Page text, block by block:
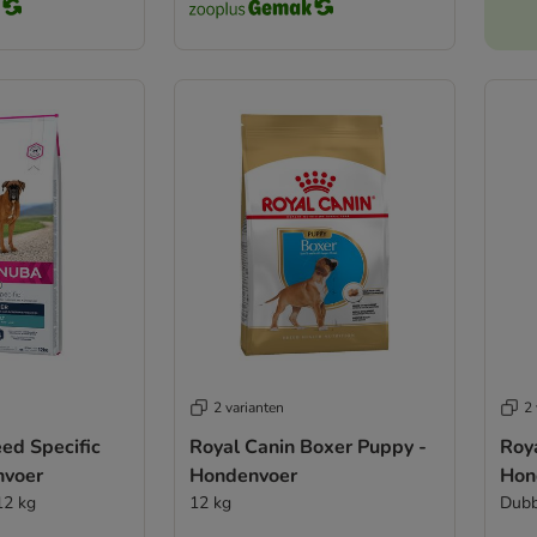
Specific
kg
2 varianten
Royal Canin Boxer Puppy -
Hondenvoer
12 kg
2